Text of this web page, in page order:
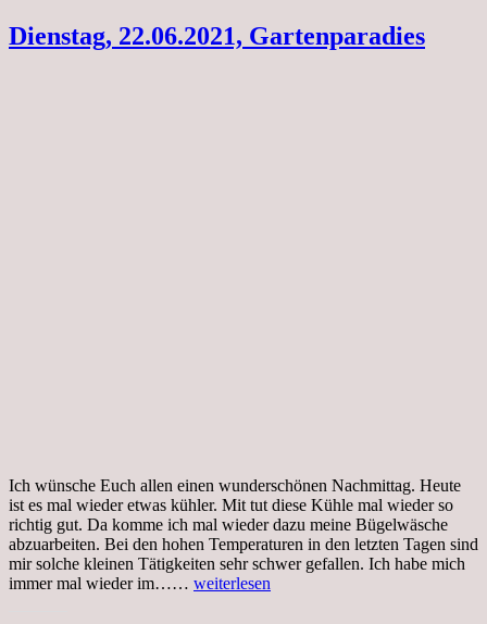
Dienstag, 22.06.2021, Gartenparadies
Ich wünsche Euch allen einen wunderschönen Nachmittag. Heute
ist es mal wieder etwas kühler. Mit tut diese Kühle mal wieder so
richtig gut. Da komme ich mal wieder dazu meine Bügelwäsche
abzuarbeiten. Bei den hohen Temperaturen in den letzten Tagen sind
mir solche kleinen Tätigkeiten sehr schwer gefallen. Ich habe mich
immer mal wieder im…… Dienstag,
weiterlesen